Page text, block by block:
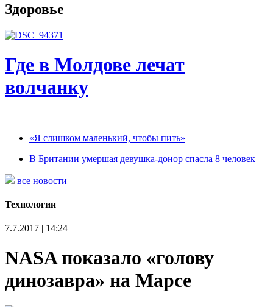
Здоровье
Где в Молдове лечат
волчанку
«Я слишком маленький, чтобы пить»
В Британии умершая девушка-донор спасла 8 человек
все новости
Технологии
7.7.2017 | 14:24
NASA показало «голову
динозавра» на Марсе